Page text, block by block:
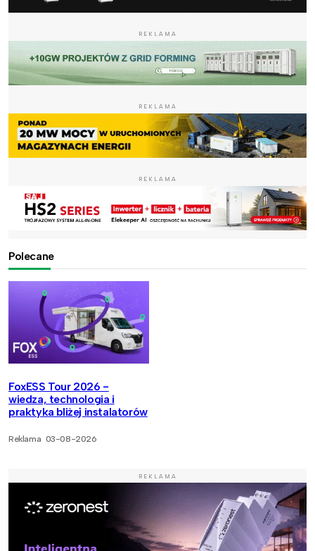
REKLAMA
REKLAMA
REKLAMA
Polecane
FoxESS Tour 2026 -
wiedza, technologia i
praktyka bliżej instalatorów
Reklama 03-08-2026
REKLAMA